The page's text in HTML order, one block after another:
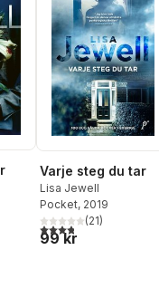
antal röster:
Varje steg du tar
Lisa Jewell
Pocket, 2019
3,8utav 5 stjärnor.
(21)
99 kr